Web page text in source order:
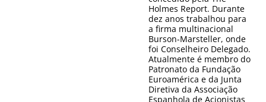
Holmes Report. Durante
dez anos trabalhou para
a firma multinacional
Burson-Marsteller, onde
foi Conselheiro Delegado.
Atualmente é membro do
Patronato da Fundação
Euroamérica e da Junta
Diretiva da Associação
Espanhola de Acionistas